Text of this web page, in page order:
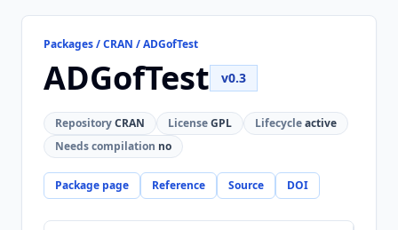
Packages / CRAN / ADGofTest
ADGofTest v0.3
RepositoryCRAN LicenseGPL Lifecycleactive
Needs compilation no
Package page Reference Source DOI